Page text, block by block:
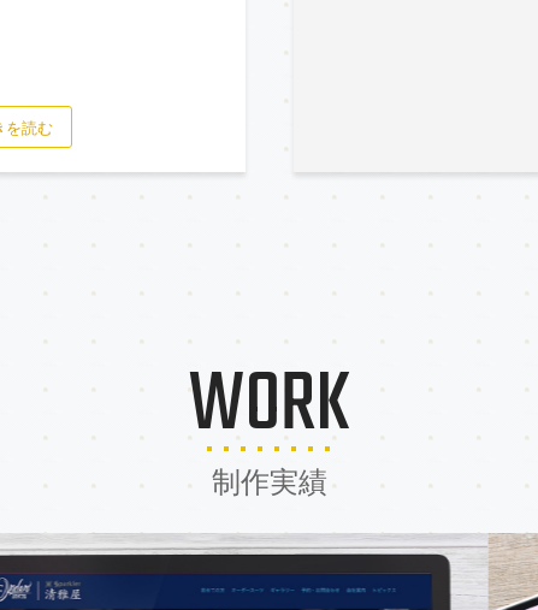
を読む
WORK
制作実績